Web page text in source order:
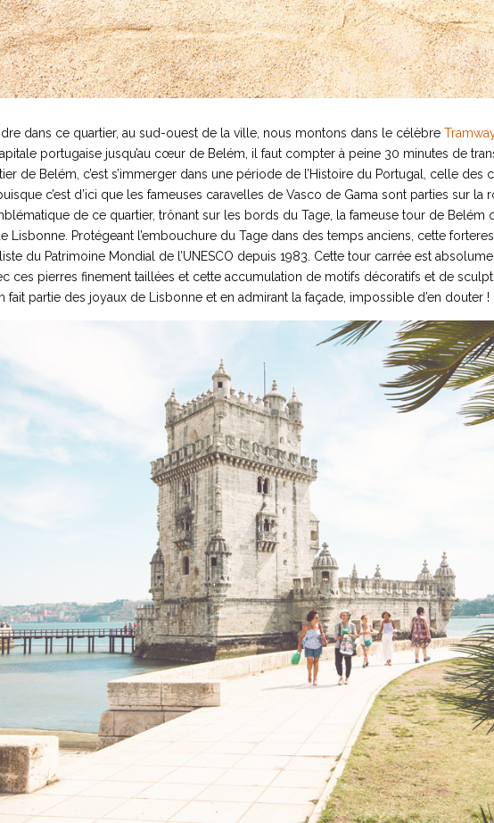
dans ce quartier, au sud-ouest de la ville, nous montons dans le célèbre
portugaise jusqu’au cœur de Belém, il faut compter à peine 30 minutes de
de Belém, c’est s’immerger dans une période de l’Histoire du Portugal, celle
c’est d’ici que les fameuses caravelles de Vasco de Gama sont parties sur la
de ce quartier, trônant sur les bords du Tage, la fameuse tour de Belém
Lisbonne. Protégeant l’embouchure du Tage dans des temps anciens, cette
du Patrimoine Mondial de l’UNESCO depuis 1983. Cette tour carrée est
ces pierres finement taillées et cette accumulation de motifs décoratifs et de
fait partie des joyaux de Lisbonne et en admirant la façade, impossible d’en douter !